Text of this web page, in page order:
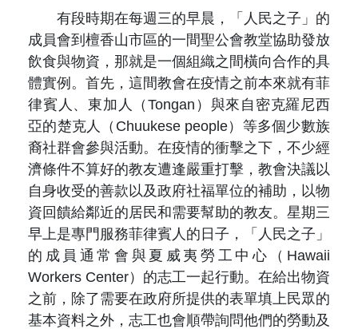
有段時期在每週三的早晨，「人民之子」的
成員會到檀香山市區的一間聖公會教堂協助發放
飲食與物資，那就是一個組織之間橫向合作的具
體實例。首先，這間教會在疫情之前本來就有菲
律賓人、東加人（Tongan）與來自密克羅尼西
亞的楚克人（Chuukese people）等多個少數族
裔社群會參與活動。在疫情的衝擊之下，不少經
濟條件不算好的教友遭逢嚴重打擊，教會決議以
自身收受的善款以及政府社福單位的補助，以物
資回饋給鄰近的居民和需要幫助的教友。星期三
早上是專門服務菲律賓人的日子，「人民之子」
的成員通常會與夏威夷勞工中心（Hawaii
Workers Center）的志工一起行動。在給出物資
之前，除了需要在政府所提供的表單填上民眾的
基本資料之外，志工也會順帶詢問他們的勞動及